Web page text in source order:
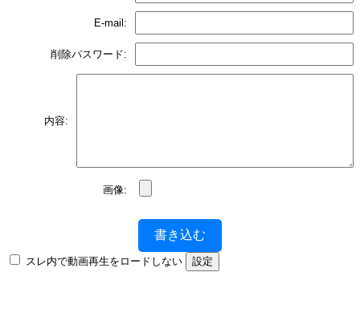
E-mail:
削除パスワード:
内容:
画像:
書き込む
スレ内で動画再生をロードしない